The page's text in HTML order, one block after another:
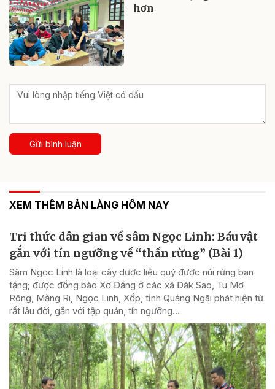
hơn
Gửi bình luận
XEM THÊM BẢN LÀNG HÔM NAY
Tri thức dân gian về sâm Ngọc Linh: Báu vật
gắn với tín ngưỡng về “thần rừng” (Bài 1)
Sâm Ngọc Linh là loại cây dược liệu quý được núi rừng ban
tặng; được đồng bào Xơ Đăng ở các xã Đăk Sao, Tu Mơ
Rông, Măng Ri, Ngọc Linh, Xốp, tỉnh Quảng Ngãi phát hiện từ
rất lâu đời, gắn với tập quán, tín ngưỡng...